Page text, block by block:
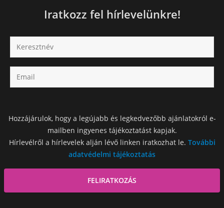
Iratkozz fel hírlevelünkre!
Hozzájárulok, hogy a legújabb és legkedvezőbb ajánlatokról e-
mailben ingyenes tájékoztatást kapjak.
Hírlevélről a hírlevelek alján lévő linken iratkozhat le. További
adatvédelmi tájékoztatás